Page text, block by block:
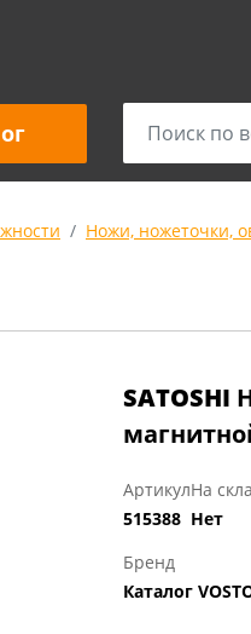
Ножи, ножеточки,
SATOSHI
Артикул
515388
На
Нет
Бренд
Каталог